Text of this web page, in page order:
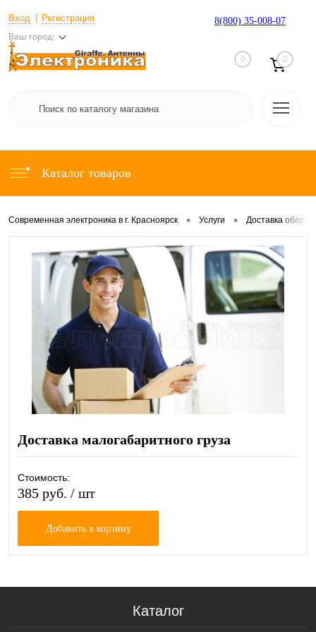
Вход Регистрация
Ваш город:
8(800) 35-008-07
0 0
Каталог товаров
Современная электроника в г. Красноярск • Услуги • Доставка
Доставка малогабаритного груза
Стоимость:
385 руб. / шт
Добавить в корзину
Каталог